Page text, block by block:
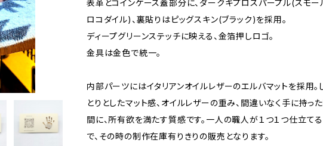
表革とコインケース蓋部分に、ダークキプロスパープル(スモー
ロコダイル)、裏貼りはピッグスキン(ブラック)を採用。
ディープグリーンステッチに映える、金箔押しロゴ。
金具は金色で統一。
内部パーツにはイタリアンオイルレザーのエルバマットを採用。
とりとしたマット感、オイルレザーの重み、間違いなく手に持っ
間に、所有欲を満たす質感です。一人の職人が１つ１つ仕立て
で、その時の制作在庫有りきりの販売となります。